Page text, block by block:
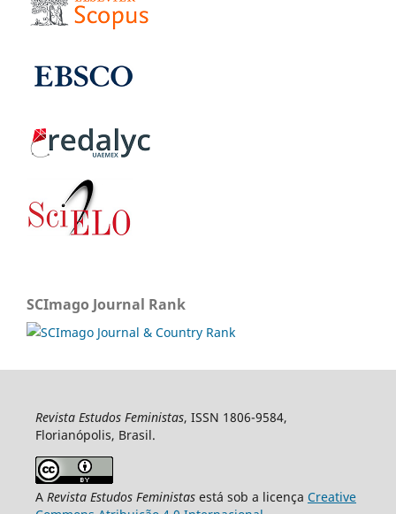
SCImago Journal Rank
Revista Estudos Feministas, ISSN 1806-9584,
Florianópolis, Brasil.
A Revista Estudos Feministasestá sob a licença Creative